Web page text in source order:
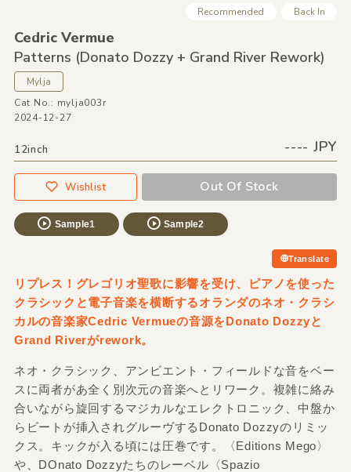
Recommended Back In
Cedric Vermue
Patterns (Donato Dozzy + Grand River Rework)
Mylja
Cat No.: mylja003r
2024-12-27
12inch ---- JPY
Wishlist Out Of Stock
Sample1 Sample2
Translate
リプレス！グレゴリオ聖歌に影響を受け、ピアノを使った
クラシックと電子音楽を横断するオランダのネオ・クラシ
カルの音楽家Cedric Vermueの音源をDonato Dozzyと
Grand Riverがrework。
ネオ・クラシック、アンビエント・フィールドな音をベー
スに両者があ全く別次元の音楽へとリワーク。複雑に絡み
合いながら旋回するマジカルなエレクトロニック、中盤か
らビートが挿入されグルーヴするDonato Dozzyのリミッ
クス。キックが入る頃には圧巻です。〈Editions Mego〉
や、DOnato Dozzyたちのレーベル〈Spazio